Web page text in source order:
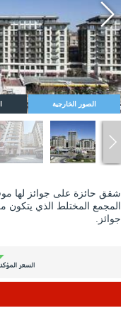
الصور الخارجية
شقق حائزة على جوائز لها
جوائز.